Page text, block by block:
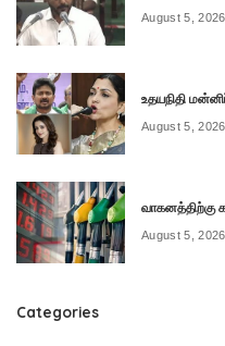
August 5, 2026
உதயநிதி
August 5, 2026
வாகனத்திற்கு
August 5, 2026
Categories